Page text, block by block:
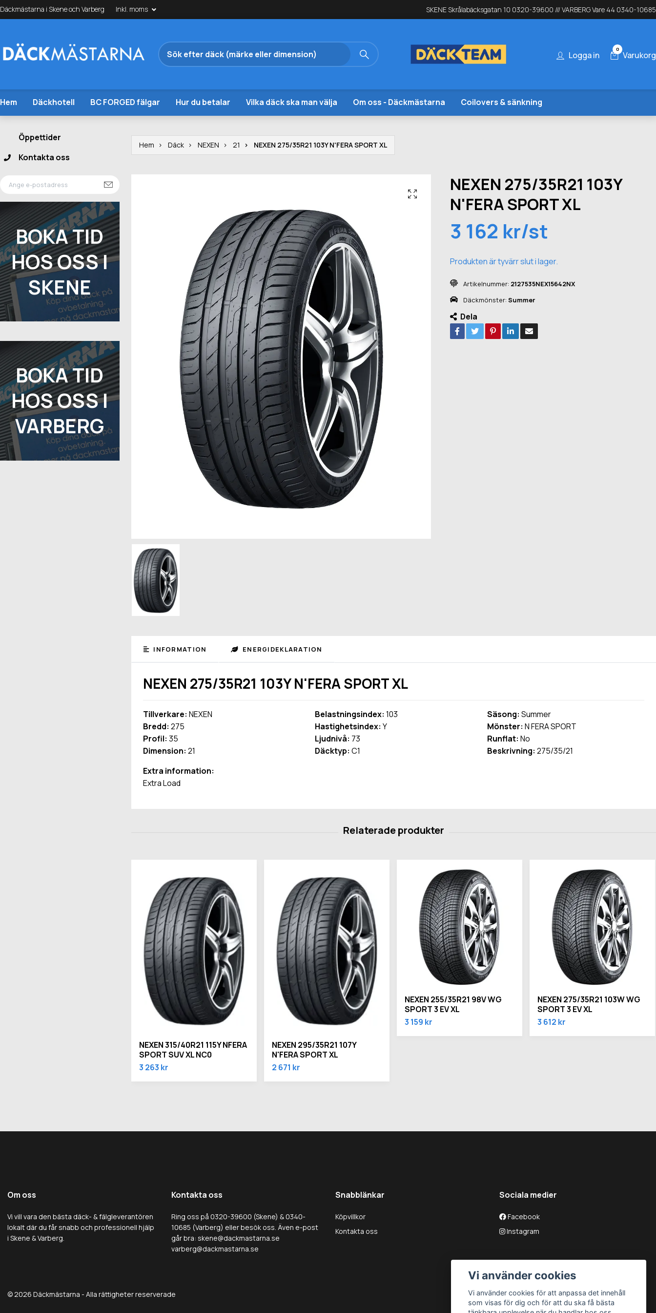
Däckmästarna i Skene och Varberg Inkl. moms SKENE Skrålabäcksgatan 10 0320-39600 /// VARBERG Vare 44 0340-10685
Logga in
0
Varukorg
Hem Däckhotell BC FORGED fälgar Hur du betalar Vilka däck ska man välja Om oss - Däckmästarna Coilovers & sänkning
Öppettider
Kontakta oss
BOKA TID
HOS OSS I
SKENE
BOKA TID
HOS OSS I
VARBERG
Hem Däck NEXEN 21 NEXEN 275/35R21 103Y N'FERA SPORT XL
NEXEN 275/35R21 103Y
N'FERA SPORT XL
3 162 kr/st
Produkten är tyvärr slut i lager.
Artikelnummer: 2127535NEX15642NX
Däckmönster: Summer
Dela
INFORMATION ENERGIDEKLARATION
NEXEN 275/35R21 103Y N'FERA SPORT XL
Tillverkare: NEXEN
Bredd: 275
Profil: 35
Dimension: 21
Belastningsindex: 103
Hastighetsindex: Y
Ljudnivå: 73
Däcktyp: C1
Säsong: Summer
Mönster: N FERA SPORT
Runflat: No
Beskrivning: 275/35/21
Extra information:
Extra Load
NEXEN 315/40R21 115Y NFERA
SPORT SUV XL NC0
3 263 kr
NEXEN 295/35R21 107Y
N'FERA SPORT XL
2 671 kr
NEXEN 255/35R21 98V WG
SPORT 3 EV XL
3 159 kr
NEXEN 275/35R21 103W WG
SPORT 3 EV XL
3 612 kr
Om oss
Vi vill vara den bästa däck- & fälgleverantören
lokalt där du får snabb och professionell hjälp
i Skene & Varberg.
Kontakta oss
Ring oss på 0320-39600 (Skene) & 0340-
10685 (Varberg) eller besök oss. Även e-post
går bra: skene@dackmastarna.se
varberg@dackmastarna.se
Snabblänkar
Köpvillkor
Kontakta oss
Sociala medier
Facebook
Instagram
© 2026 Däckmästarna - Alla rättigheter reserverade
Vi använder cookies
Vi använder cookies för att anpassa det innehåll
som visas för dig och för att du ska få bästa